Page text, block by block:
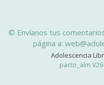
© Envíanos tus
página a:
Adolescencia
pacto_alm